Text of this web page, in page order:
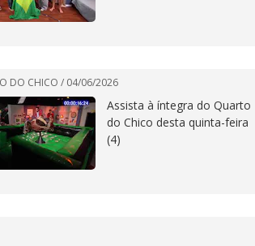
DO CHICO / 04/06/2026
Assista à íntegra do Quarto
do Chico desta quinta-feira
(4)